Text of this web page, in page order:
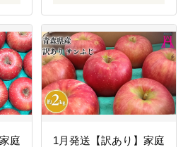
庭
1月発送【訳あり】家庭